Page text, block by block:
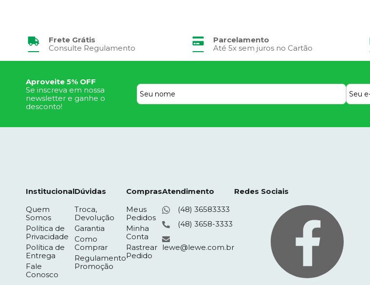
Frete Grátis
Consulte Regulamento
Parcelamento
Até 5x sem juros no Cartão
Aproveite 5% OFF
Se inscreva em nossa
newsletter e ganhe o
desconto!
Institucional
Quem
Somos
Política de
Privacidade
Política de
Entrega
Fale
Conosco
Dúvidas
Troca,
Devolução
Garantia
Como
Comprar
Regulamento
Promoção
Compras
Meus
Pedidos
Minha
Conta
Rastrear
Pedido
Atendimento
(48) 36583333
(48) 3658-3333
lewe@lewe.com.br
Redes Sociais